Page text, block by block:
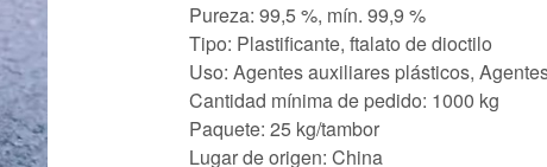
Pureza: 99,5 %, mín. 99,9 %
Tipo: Plastificante, ftalato de dioctilo
Uso: Agentes auxiliares plásticos,
Cantidad mínima de pedido: 1000 kg
Paquete: 25 kg/tambor
Lugar de origen: China